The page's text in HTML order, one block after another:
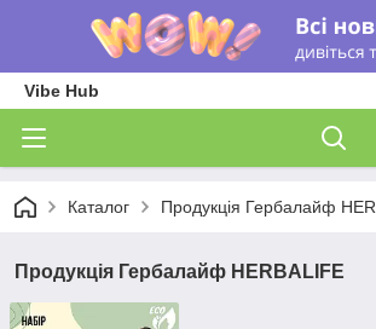
Vibe Hub
Каталог Продукція Гербалайф
Продукція Гербалайф HERBALIFE